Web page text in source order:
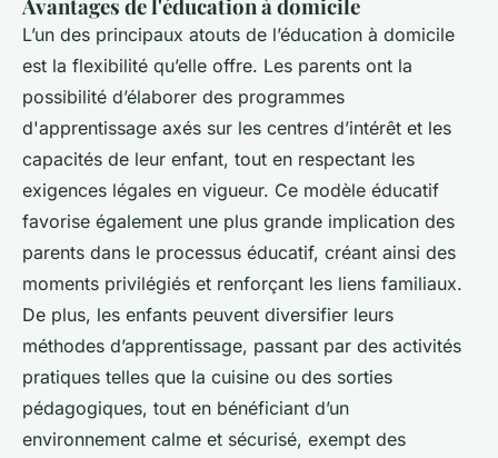
Avantages de l'éducation à domicile
L’un des principaux atouts de l’éducation à domicile
est la flexibilité qu’elle offre. Les parents ont la
possibilité d’élaborer des programmes
d'apprentissage axés sur les centres d’intérêt et les
capacités de leur enfant, tout en respectant les
exigences légales en vigueur. Ce modèle éducatif
favorise également une plus grande implication des
parents dans le processus éducatif, créant ainsi des
moments privilégiés et renforçant les liens familiaux.
De plus, les enfants peuvent diversifier leurs
méthodes d’apprentissage, passant par des activités
pratiques telles que la cuisine ou des sorties
pédagogiques, tout en bénéficiant d’un
environnement calme et sécurisé, exempt des